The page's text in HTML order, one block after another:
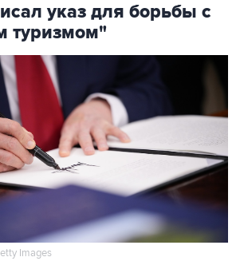
указ для борьбы с
туризмом"
Images